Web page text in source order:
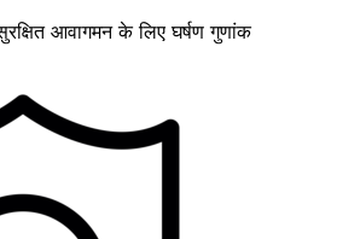
आवागमन के लिए घर्षण गुणांक